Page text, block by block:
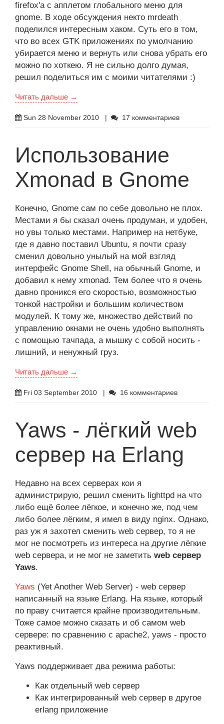
firefox'а с апплетом глобального меню для
gnome. В ходе обсуждения некто mrdeath
поделился интересным хаком. Суть его в том,
что во всех GTK приложениях по умолчанию
убирается меню и вернуть или снова убрать его
можно по хоткею. Я не сильно долго думая,
решил поделиться им с моими читателями :)
Читать дальше →
Sun 28 November 2010 17 комментариев
Использование
Xmonad в Gnome
Конечно, Gnome сам по себе довольно не плох.
Местами я бы сказал очень продуман, и удобен,
но увы только местами. Например на нетбуке,
где я давно поставил Ubuntu, я почти сразу
сменил довольно унылый на мой взгляд
интерфейс Gnome Shell, на обычный Gnome, и
добавил к нему xmonad. Тем более что я очень
давно проникся его скоростью, возможностью
тонкой настройки и большим количеством
модулей. К тому же, множество действий по
управлению окнами не очень удобно выполнять
с помощью тачпада, а мышку с собой носить -
лишний, и ненужный груз.
Читать дальше →
Fri 03 September 2010 16 комментариев
Yaws - лёгкий web
сервер на Erlang
Недавно на всех серверах кои я
администрирую, решил сменить lighttpd на что
либо ещё более лёгкое, и конечно же, под чем
либо более лёгким, я имел в виду nginx. Однако,
раз уж я захотел сменить web сервер, то я не
мог не посмотреть из интереса на другие лёгкие
web сервера, и не мог не заметить web сервер
Yaws.
Yaws (Yet Another Web Server) - web сервер
написанный на языке Erlang. На языке, который
по праву считается крайне производительным.
Тоже самое можно сказать и об самом web
сервере: по сравнению с apache2, yaws - просто
реактивный.
Yaws поддерживает два режима работы:
Как отдельный web сервер
Как интегрированный web сервер в другое
erlang приложение